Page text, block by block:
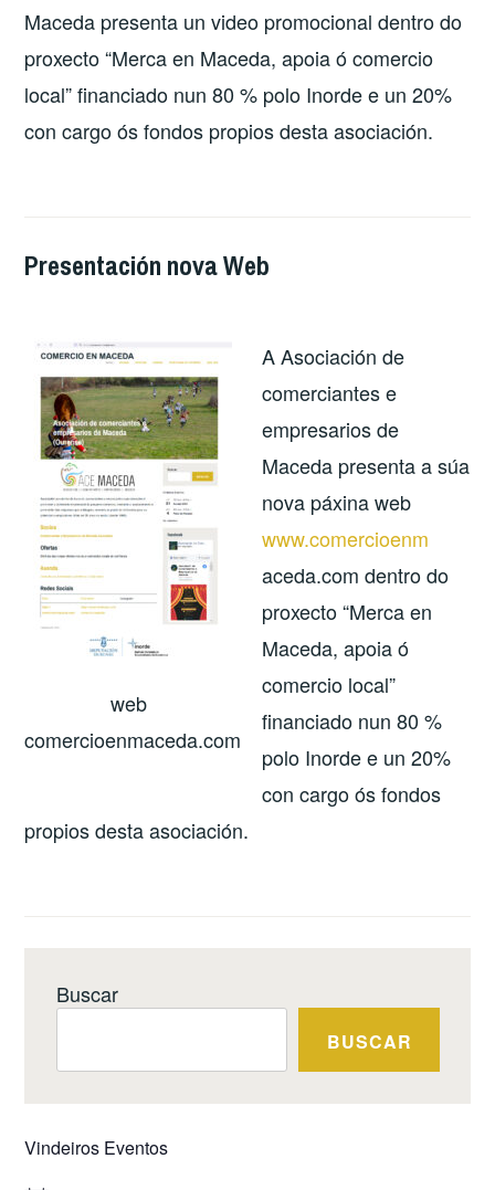
Maceda presenta un video promocional dentro do
proxecto “Merca en Maceda, apoia ó comercio
local” financiado nun 80 % polo Inorde e un 20%
con cargo ós fondos propios desta asociación.
Presentación nova Web
web
comercioenmaceda.com
A Asociación de
comerciantes e
empresarios de
Maceda presenta a súa
nova páxina web
www.comercioenm
aceda.com dentro do
proxecto “Merca en
Maceda, apoia ó
comercio local”
financiado nun 80 %
polo Inorde e un 20%
con cargo ós fondos
propios desta asociación.
Buscar
BUSCAR
Vindeiros Eventos